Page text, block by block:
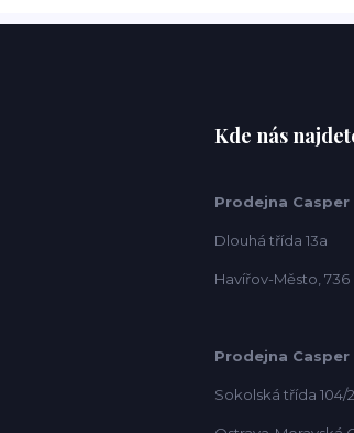
Kde nás
Prodejna Casper
Dlouhá třída 13a
Havířov-Město, 736
Prodejna Casper
Sokolská třída 104/2